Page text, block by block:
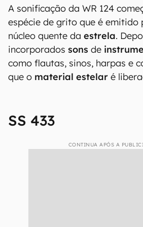
A sonificação da WR 124
espécie de grito que é emitido
núcleo quente da estrela.
incorporados sons de
como flautas, sinos, harpas e
que o material estelar é
SS 433
CONTINUA APÓS A